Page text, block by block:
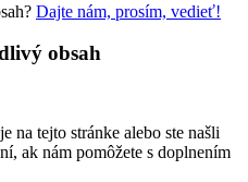
Dajte nám, prosím, vedieť!
obsah
na tejto stránke alebo ste našli
ak nám pomôžete s doplnením